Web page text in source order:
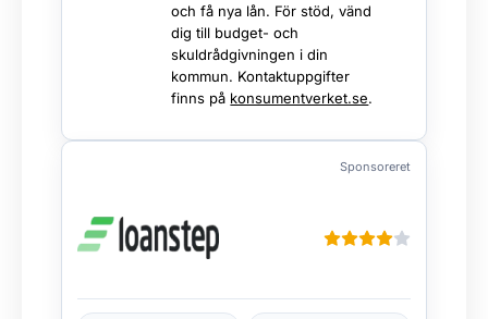
och få nya lån. För stöd, vänd
dig till budget- och
skuldrådgivningen i din
kommun. Kontaktuppgifter
finns på konsumentverket.se.
Sponsoreret